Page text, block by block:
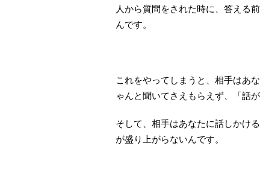
人から質問をされた時に、答える
んです。
これをやってしまうと、相手はあ
ゃんと聞いてさえもらえず、「話
そして、相手はあなたに話しかけ
が盛り上がらないんです。